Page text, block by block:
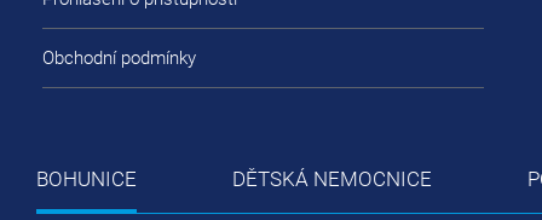
Obchodní podmínky
BOHUNICE DĚTSKÁ NEMOCNICE